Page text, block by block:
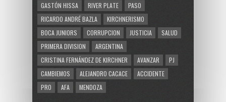
GASTÓN HISSA
RIVER PLATE
PASO
RICARDO ANDRÉ BAZLA
KIRCHNERISMO
BOCA JUNIORS
CORRUPCION JUSTICIA
SALUD
PRIMERA DIVISION
ARGENTINA
CRISTINA FERNÁNDEZ DE KIRCHNER
AVANZAR
PJ
CAMBIEMOS
ALEJANDRO CACACE
ACCIDENTE
PRO
AFA MENDOZA